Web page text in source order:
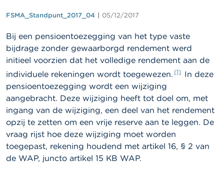
n
l
e
n
O
e
r
d
F
S
M
A
FSMA_Standpunt_2017_04 05/12/2017
Bij een pensioentoezegging van het type vaste
bijdrage zonder gewaarborgd rendement werd
initieel voorzien dat het volledige rendement aan de
individuele rekeningen wordt toegewezen. (1) In deze
pensioentoezegging wordt een wijziging
aangebracht. Deze wijziging heeft tot doel om, met
ingang van de wijziging, een deel van het rendement
opzij te zetten om een vrije reserve aan te leggen. De
vraag rijst hoe deze wijziging moet worden
toegepast, rekening houdend met artikel 16, § 2 van
de WAP, juncto artikel 15 KB WAP.